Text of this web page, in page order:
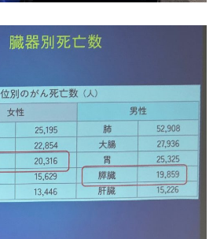
事業紹介
会社概要
約款